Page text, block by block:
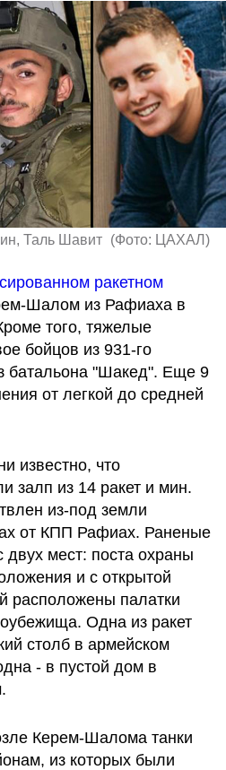
Таль Шавит (Фото: ЦАХАЛ)
ракетном
Шалом из Рафиаха в
того, тяжелые
бойцов из 931-го
батальона "Шакед". Еще 9
от легкой до средней
известно, что
залп из 14 ракет и мин.
из-под земли
от КПП Рафиах. Раненые
мест: поста охраны
и с открытой
расположены палатки
Одна из ракет
столб в армейском
- в пустой дом в
Керем-Шалома танки
из которых были